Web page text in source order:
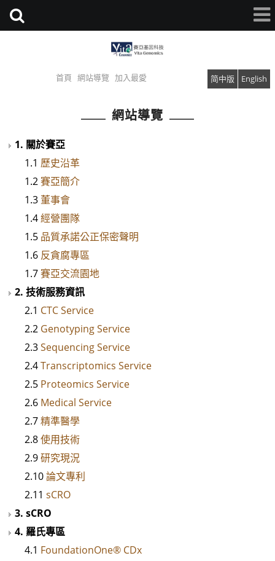
首頁 網站導覽 加入最愛 简中版 English
網站導覽
1. 關於賽亞
1.1 歷史沿革
1.2賽亞簡介
1.3 董事會
1.4經營團隊
1.5 品質承諾公正保密聲明
1.6 反貪腐專區
1.7賽亞交流園地
2. 技術服務資訊
2.1 CTC Service
2.2 Genotyping Service
2.3Sequencing Service
2.4Transcriptomics Service
2.5 Proteomics Service
2.6 Medical Service
2.7精準醫學
2.8使用技術
2.9研究現況
2.10論文專利
2.11 sCRO
3. sCRO
4. 羅氏專區
4.1 FoundationOne® CDx